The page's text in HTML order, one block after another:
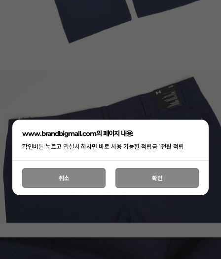
www.brandbigmall.com의 페이지 내용:
확인버튼 누르고 앱설치 하시면 바로 사용 가능한 적립금 1천원 적립
취소 확인